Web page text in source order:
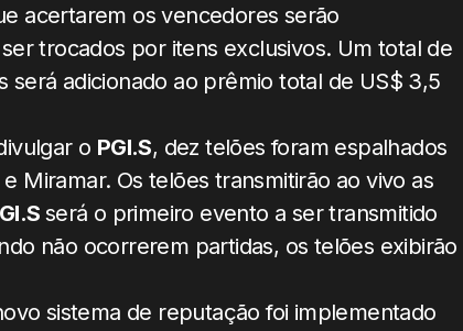
acertarem os vencedores serão
trocados por itens exclusivos. Um total de
adicionado ao prêmio total de US$ 3,5
o PGI.S, dez telões foram espalhados
Miramar. Os telões transmitirão ao vivo as
será o primeiro evento a ser transmitido
não ocorrerem partidas, os telões exibirão
sistema de reputação foi implementado